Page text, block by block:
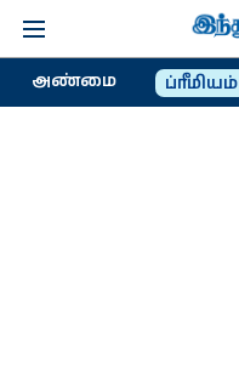
அண்மை ப்ரீமியம்